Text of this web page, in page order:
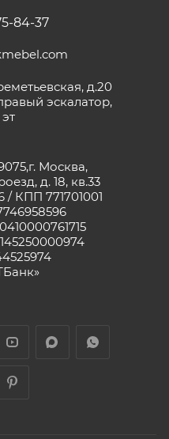
84-37
д.20
эскалатор,
Москва,
д. 18, кв.33
/ КПП 771701001